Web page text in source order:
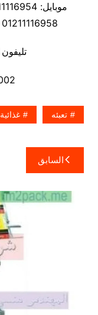
تليفون
002 كود مصر قبل
تعبئه غذائية
تصفّح
المقالات
السابق